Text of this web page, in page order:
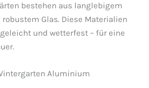
bestehen aus langlebigem
Glas. Diese Materialien
und wetterfest – für eine